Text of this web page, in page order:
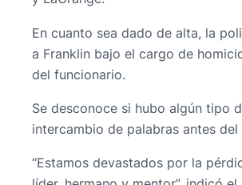
En cuanto sea dado de alta, la
a Franklin bajo el cargo de
del funcionario.
Se desconoce si hubo algún tipo
intercambio de palabras antes
“Estamos devastados por la